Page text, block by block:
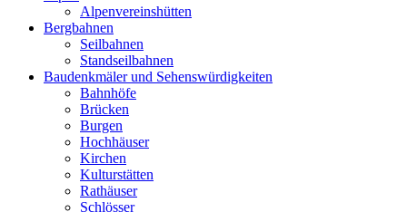
Alpenvereinshütten
Bergbahnen
Seilbahnen
Standseilbahnen
Baudenkmäler und Sehenswürdigkeiten
Bahnhöfe
Brücken
Burgen
Hochhäuser
Kirchen
Kulturstätten
Rathäuser
Schlösser